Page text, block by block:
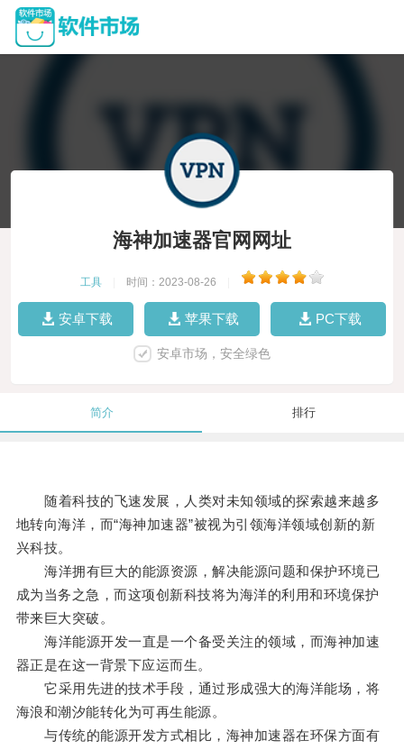
海神加速器官网网址
工具 时间：2023-08-26
安卓下载 苹果下载 PC下载
安卓市场，安全绿色
简介 排行
随着科技的飞速发展，人类对未知领域的探索越来越多
地转向海洋，而“海神加速器”被视为引领海洋领域创新的新
兴科技。
海洋拥有巨大的能源资源，解决能源问题和保护环境已
成为当务之急，而这项创新科技将为海洋的利用和环境保护
带来巨大突破。
海洋能源开发一直是一个备受关注的领域，而海神加速
器正是在这一背景下应运而生。
它采用先进的技术手段，通过形成强大的海洋能场，将
海浪和潮汐能转化为可再生能源。
与传统的能源开发方式相比，海神加速器在环保方面有